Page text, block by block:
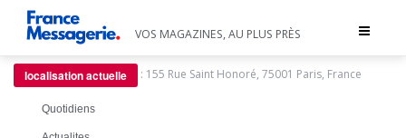
Toggle
VOS MAGAZINES, AU PLUS PRÈS
localisation actuelle : 155 Rue Saint Honoré, 75001 Paris, France
Quotidiens